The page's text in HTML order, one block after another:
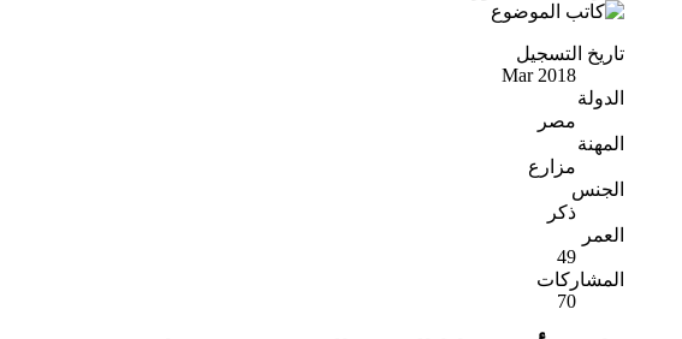
تاريخ التسجيل
Mar 2018
الدولة
مصر
المهنة
مزارع
الجنس
ذكر
العمر
49
المشاركات
70